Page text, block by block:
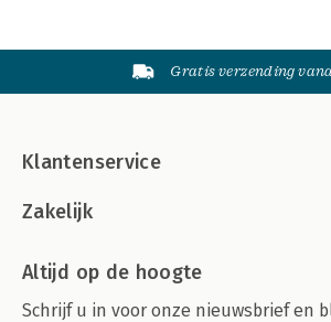
Gratis verzending
Klantenservice
Zakelijk
Altijd op de hoogte
Schrijf u in voor onze nieuwsbrief en